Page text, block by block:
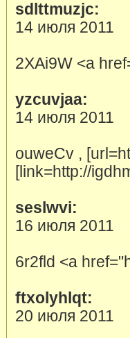
sdlttmuzjc:
14 июля 2011
2XAi9W <a
yzcuvjaa:
14 июля 2011
ouweCv ,
[link=http://
seslwvi:
16 июля 2011
6r2fld <a
ftxolyhlqt:
20 июля 2011